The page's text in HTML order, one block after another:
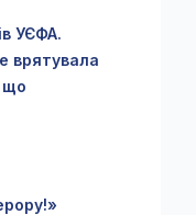
УЄФА.
врятувала
що